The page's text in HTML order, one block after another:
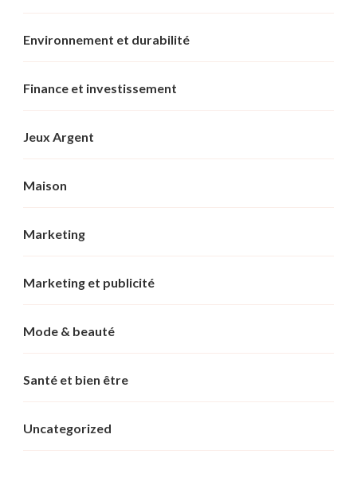
Environnement et durabilité
Finance et investissement
Jeux Argent
Maison
Marketing
Marketing et publicité
Mode & beauté
Santé et bien être
Uncategorized